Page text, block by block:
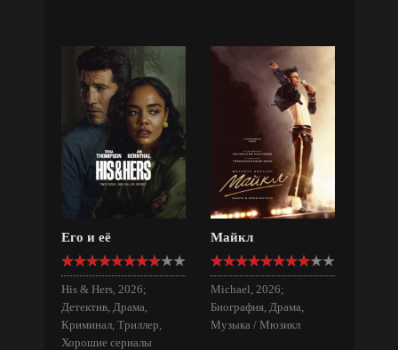
Его и её
His & Hers, 2026;
Детектив, Драма,
Криминал, Триллер,
Хорошие сериалы
Майкл
Michael, 2026;
Биография, Драма,
Музыка / Мюзикл